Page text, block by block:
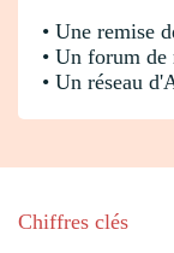
• Une remise
• Un forum de
• Un réseau
Chiffres clés